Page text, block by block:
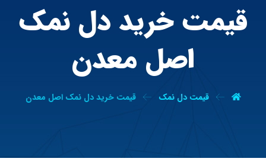
قیمت خرید دل نمک
اصل معدن
قیمت دل نمک قیمت خرید دل نمک اصل معدن